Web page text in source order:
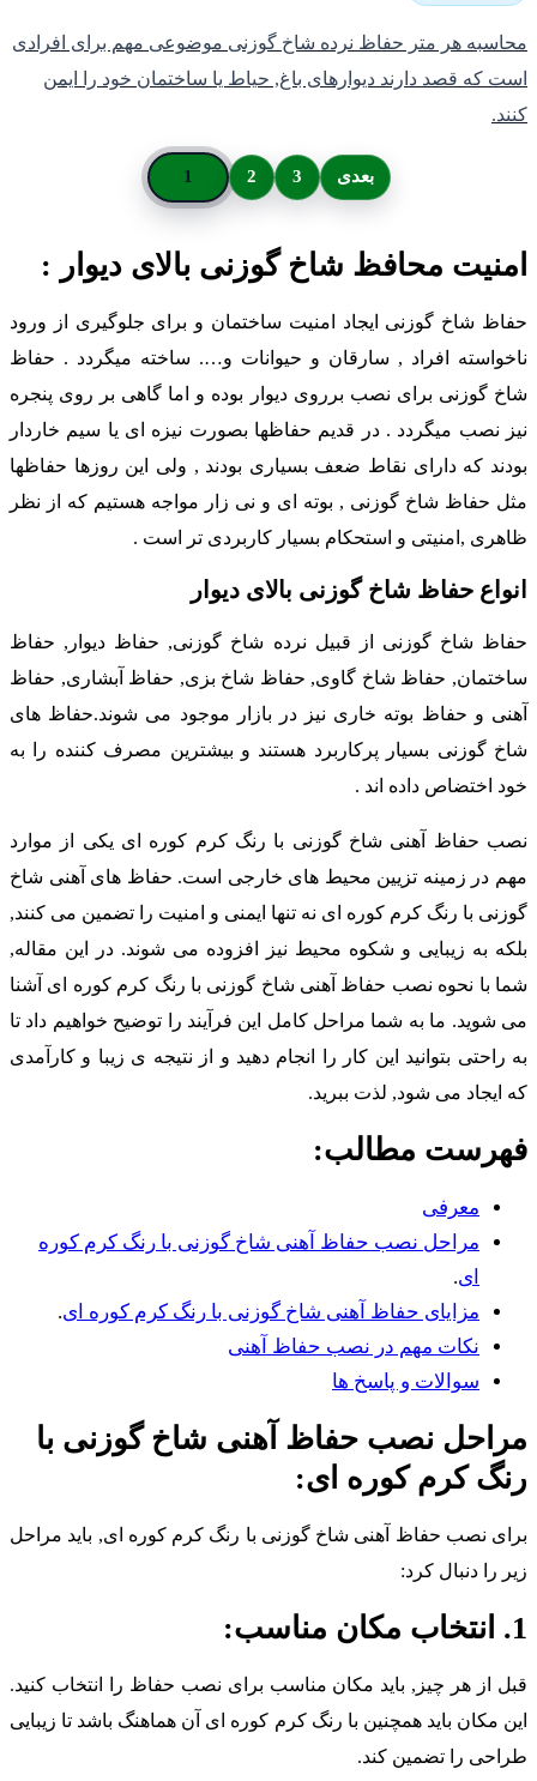
هر متر حفاظ نرده شاخ گوزنی موضوعی مهم برای افرادی
که قصد دارند دیوارهای باغ, حیاط یا ساختمان خود را ایمن
2 3 بعدی
محافظ شاخ گوزنی بالای دیوار :
شاخ گوزنی ایجاد امنیت ساختمان و برای جلوگیری از ورود
افراد , سارقان و حیوانات و…. ساخته میگردد . حفاظ
گوزنی برای نصب برروی دیوار بوده و اما گاهی بر روی پنجره
نصب میگردد . در قدیم حفاظها بصورت نیزه ای یا سیم خاردار
که دارای نقاط ضعف بسیاری بودند , ولی این روزها حفاظها
حفاظ شاخ گوزنی , بوته ای و نی زار مواجه هستیم که از نظر
,امنیتی و استحکام بسیار کاربردی تر است .
حفاظ شاخ گوزنی بالای دیوار
شاخ گوزنی از قبیل نرده شاخ گوزنی, حفاظ دیوار, حفاظ
حفاظ شاخ گاوی, حفاظ شاخ بزی, حفاظ آبشاری, حفاظ
و حفاظ بوته خاری نیز در بازار موجود می شوند.حفاظ های
گوزنی بسیار پرکاربرد هستند و بیشترین مصرف کننده را به
اختضاص داده اند .
حفاظ آهنی شاخ گوزنی با رنگ کرم کوره ای یکی از موارد
در زمینه تزیین محیط های خارجی است. حفاظ های آهنی شاخ
با رنگ کرم کوره ای نه تنها ایمنی و امنیت را تضمین می کنند,
به زیبایی و شکوه محیط نیز افزوده می شوند. در این مقاله,
با نحوه نصب حفاظ آهنی شاخ گوزنی با رنگ کرم کوره ای آشنا
شوید. ما به شما مراحل کامل این فرآیند را توضیح خواهیم داد تا
راحتی بتوانید این کار را انجام دهید و از نتیجه ی زیبا و کارآمدی
ایجاد می شود, لذت ببرید.
مطالب:
معرفی
مراحل نصب حفاظ آهنی شاخ گوزنی با رنگ کرم کوره
.
مزایای حفاظ آهنی شاخ گوزنی با رنگ کرم کوره ای .
نکات مهم در نصب حفاظ آهنی
سوالات و پاسخ ها
نصب حفاظ آهنی شاخ گوزنی با
کرم کوره ای:
نصب حفاظ آهنی شاخ گوزنی با رنگ کرم کوره ای, باید مراحل
را دنبال کرد:
از هر چیز, باید مکان مناسب برای نصب حفاظ را انتخاب کنید.
مکان باید همچنین با رنگ کرم کوره ای آن هماهنگ باشد تا زیبایی
را تضمین کند.